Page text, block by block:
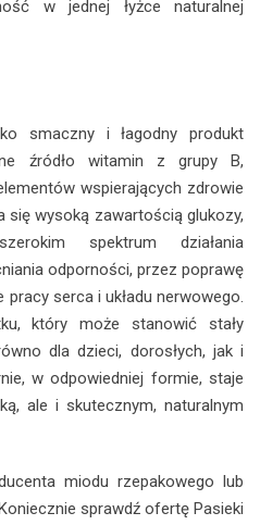
w jednej łyżce naturalnej
smaczny i łagodny produkt
źródło witamin z grupy B,
wspierających zdrowie
się wysoką zawartością glukozy,
spektrum działania
odporności, przez poprawę
serca i układu nerwowego.
który może stanowić stały
dla dzieci, dorosłych, jak i
w odpowiedniej formie, staje
ale i skutecznym, naturalnym
miodu rzepakowego lub
sprawdź ofertę Pasieki